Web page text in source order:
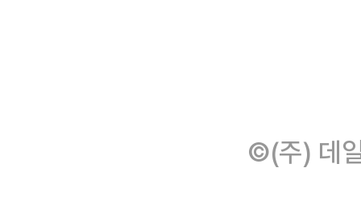
©(주) 데